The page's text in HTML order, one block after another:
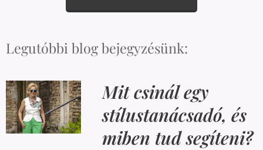
Legutóbbi blog bejegyzésünk:
Mit csinál egy
stílustanácsadó, és
miben tud segíteni?